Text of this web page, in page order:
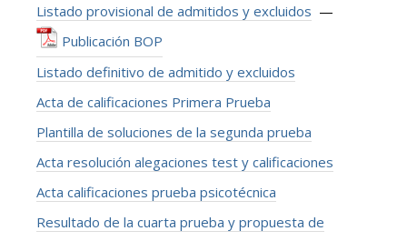
Listado provisional de admitidos y excluidos —
Publicación BOP
Listado definitivo de admitido y excluidos
Acta de calificaciones Primera Prueba
Plantilla de soluciones de la segunda prueba
Acta resolución alegaciones test y calificaciones
Acta calificaciones prueba psicotécnica
Resultado de la cuarta prueba y propuesta de